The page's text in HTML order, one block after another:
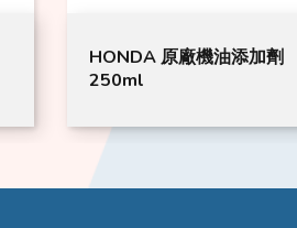
HONDA 原廠機油添加劑
250ml